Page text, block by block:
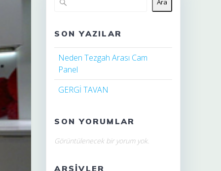
Ara
SON YAZILAR
Neden Tezgah Arası Cam
Panel
GERGİ TAVAN
SON YORUMLAR
Görüntülenecek bir yorum yok.
ARŞIVLER